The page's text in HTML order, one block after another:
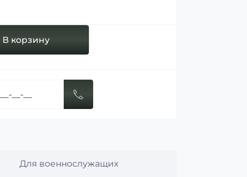
В корзину
Для военнослужащих